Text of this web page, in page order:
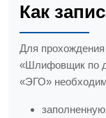
Как
Для
«Шлифовщик по
«ЭГО»